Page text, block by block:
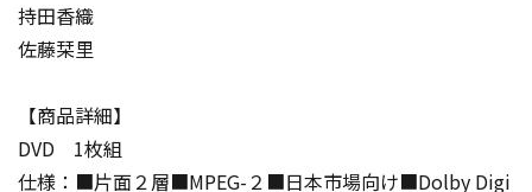
持田香織
佐藤栞里
【商品詳細】
DVD 1枚組
仕様：■片面２層■MPEG-２■日本市場向け■Dolby Digi